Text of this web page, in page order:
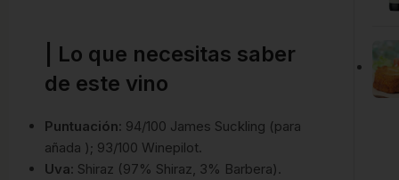
| Lo que necesitas saber
de este vino
Puntuación: 94/100 James Suckling (para
añada ); 93/100 Winepilot.
Uva: Shiraz (97% Shiraz, 3% Barbera).